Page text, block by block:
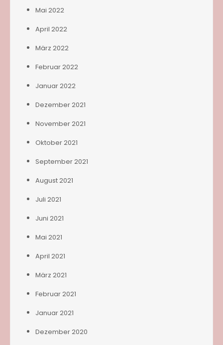
Mai 2022
April 2022
März 2022
Februar 2022
Januar 2022
Dezember 2021
November 2021
Oktober 2021
September 2021
August 2021
Juli 2021
Juni 2021
Mai 2021
April 2021
März 2021
Februar 2021
Januar 2021
Dezember 2020